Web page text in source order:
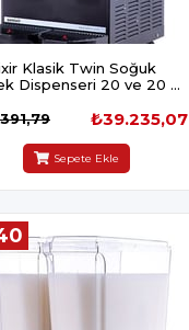
Klasik Twin Soğuk
Dispenseri 20 ve 20 L
₺39.235,07
Sepete Ekle